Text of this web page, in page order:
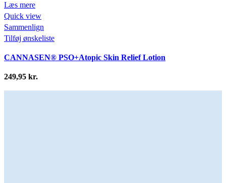
Læs mere
Quick view
Sammenlign
Tilføj ønskeliste
CANNASEN® PSO+Atopic Skin Relief Lotion
249,95 kr.